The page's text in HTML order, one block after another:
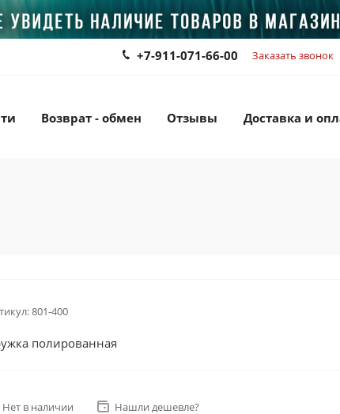
+7-911-071-66-00 Заказать звонок
Возврат - обмен Отзывы Доставка и
801-400
полированная
Нет в наличии Нашли дешевле?